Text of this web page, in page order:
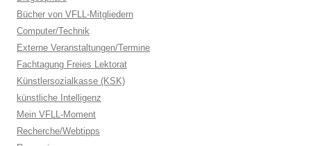
Bücher von VFLL-Mitgliedern
Computer/Technik
Externe Veranstaltungen/Termine
Fachtagung Freies Lektorat
Künstlersozialkasse (KSK)
künstliche Intelligenz
Mein VFLL-Moment
Recherche/Webtipps